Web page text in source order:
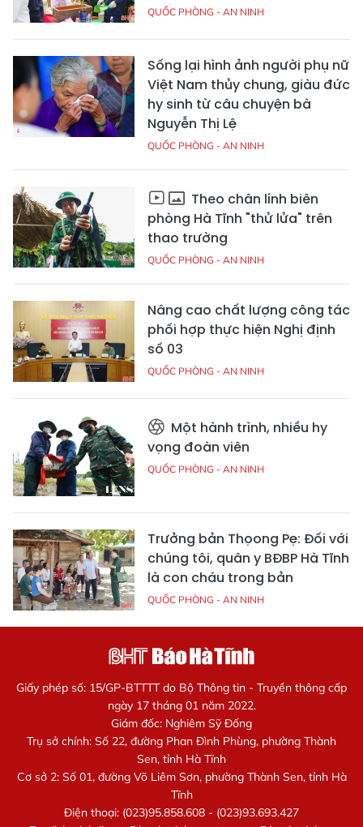
QUỐC PHÒNG - AN NINH
Sống lại hình ảnh người phụ nữ
Việt Nam thủy chung, giàu đức
hy sinh từ câu chuyện bà
Nguyễn Thị Lệ
QUỐC PHÒNG - AN NINH
Theo chân lính biên
phòng Hà Tĩnh "thử lửa" trên
thao trường
QUỐC PHÒNG - AN NINH
Nâng cao chất lượng công tác
phối hợp thực hiện Nghị định
số 03
QUỐC PHÒNG - AN NINH
Một hành trình, nhiều hy
vọng đoàn viên
QUỐC PHÒNG - AN NINH
Trưởng bản Thọong Pẹ: Đối với
chúng tôi, quân y BĐBP Hà Tĩnh
là con cháu trong bản
QUỐC PHÒNG - AN NINH
Giấy phép số: 15/GP-BTTTT do Bộ Thông tin - Truyền thông cấp
ngày 17 tháng 01 năm 2022.
Giám đốc: Nghiêm Sỹ Đống
Trụ sở chính: Số 22, đường Phan Đình Phùng, phường Thành
Sen, tỉnh Hà Tĩnh
Cơ sở 2: Số 01, đường Võ Liêm Sơn, phường Thành Sen, tỉnh Hà
Tĩnh
Điện thoại: (023)95.858.608 - (023)93.693.427